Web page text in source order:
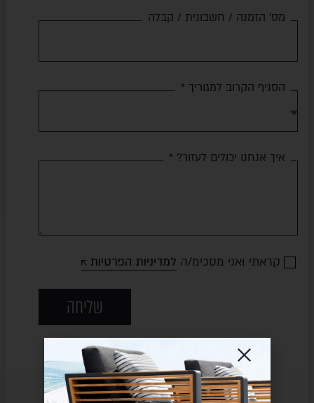
מס' הזמנה / חשבונית / קבלה
הסניף הקרוב למגוריך *
איך אנחנו יכולים לעזור? *
קראתי ואני מסכימ/ה למדיניות הפרטיות
שליחה